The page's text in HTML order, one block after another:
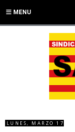
MENU
LUNES, MARZO 17